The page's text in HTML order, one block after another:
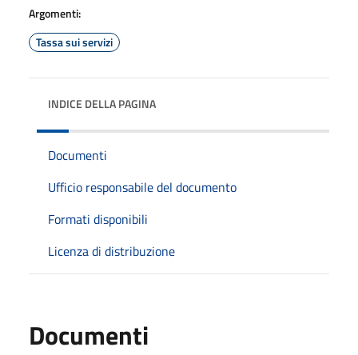
Argomenti:
Tassa sui servizi
INDICE DELLA PAGINA
Documenti
Ufficio responsabile del documento
Formati disponibili
Licenza di distribuzione
Documenti